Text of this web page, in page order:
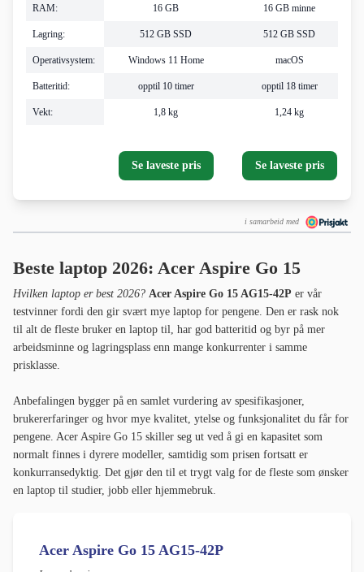
RAM:
Lagring:
Operativsystem:
Batteritid:
Vekt:
16 GB
512 GB SSD
Windows 11 Home
opptil 10 timer
1,8 kg
Se laveste pris
16 GB minne
512 GB SSD
macOS
opptil 18 timer
1,24 kg
Se laveste pris
i samarbeid med
Beste laptop 2026: Acer Aspire Go 15
Hvilken laptop er best 2026? Acer Aspire Go 15 AG15-42P er vår
testvinner fordi den gir svært mye laptop for pengene. Den er rask nok
til alt de fleste bruker en laptop til, har god batteritid og byr på mer
arbeidsminne og lagringsplass enn mange konkurrenter i samme
prisklasse.
Anbefalingen bygger på en samlet vurdering av spesifikasjoner,
brukererfaringer og hvor mye kvalitet, ytelse og funksjonalitet du får for
pengene. Acer Aspire Go 15 skiller seg ut ved å gi en kapasitet som
normalt finnes i dyrere modeller, samtidig som prisen fortsatt er
konkurransedyktig. Det gjør den til et trygt valg for de fleste som ønsker
en laptop til studier, jobb eller hjemmebruk.
Acer Aspire Go 15 AG15-42P